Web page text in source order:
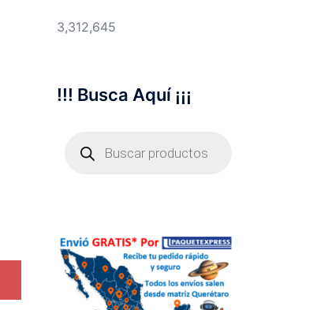
3,312,645
!!! Busca Aquí ¡¡¡
productos